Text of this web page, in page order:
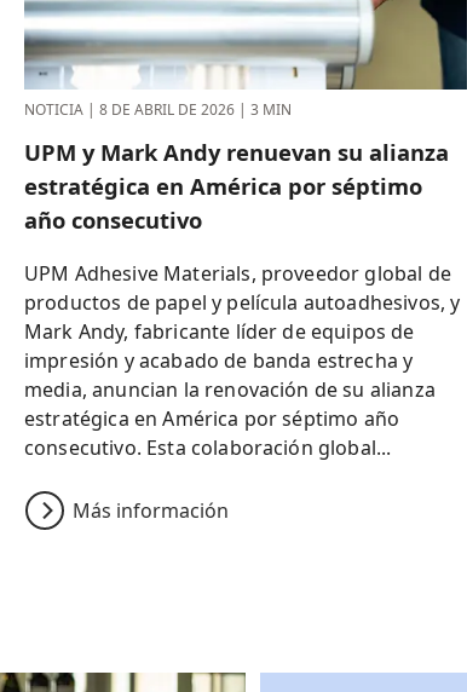
NOTICIA | 8 DE ABRIL DE 2026 | 3 MIN
UPM y Mark Andy renuevan su alianza
estratégica en América por séptimo
año consecutivo
UPM Adhesive Materials, proveedor global de
productos de papel y película autoadhesivos, y
Mark Andy, fabricante líder de equipos de
impresión y acabado de banda estrecha y
media, anuncian la renovación de su alianza
estratégica en América por séptimo año
consecutivo. Esta colaboración global...
Más información